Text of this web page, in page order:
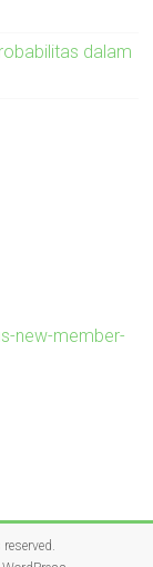
dalam
new-member-